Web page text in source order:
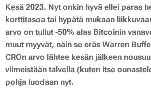
Kesä 2023. Nyt onkin hyvä ellei paras
korttitasoa tai hypätä mukaan
arvo on tullut -50% alas Bitcoinin
muut myyvät, näin se eräs Warren
CROn arvo lähtee kesän jälkeen
viimeistään talvella (kuten itse
pohja luodaan nyt.